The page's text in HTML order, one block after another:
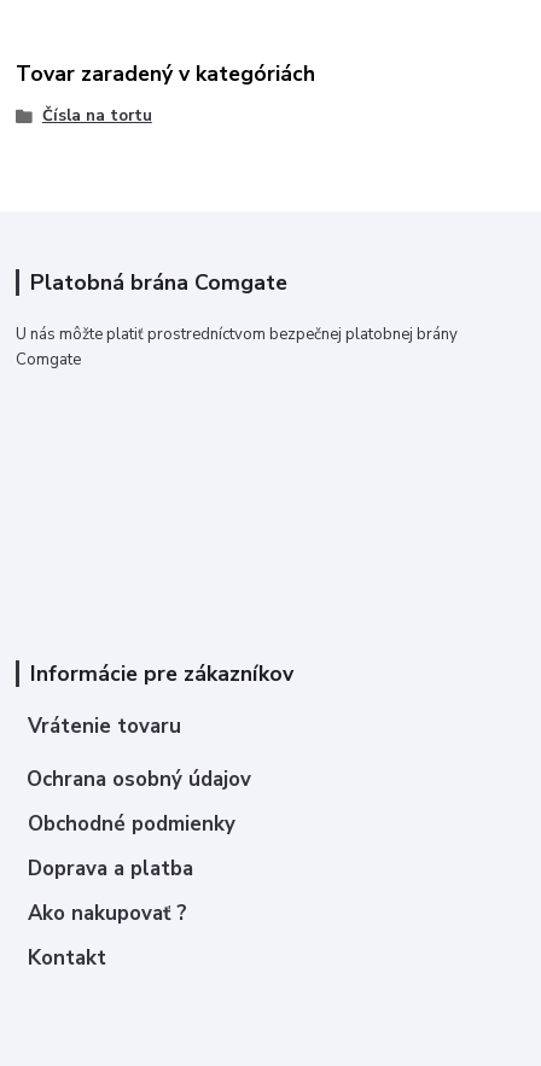
Tovar zaradený v kategóriách
Čísla na tortu
Platobná brána Comgate
U nás môžte platiť prostredníctvom bezpečnej platobnej brány
Comgate
Informácie pre zákazníkov
Vrátenie tovaru
Ochrana osobný údajov
Obchodné podmienky
Doprava a platba
Ako nakupovať ?
Kontakt